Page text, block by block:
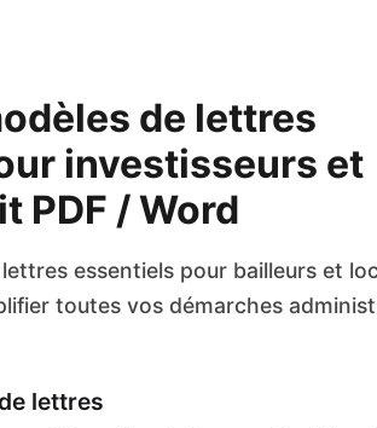
de lettres
investisseurs et
PDF / Word
essentiels pour bailleurs et
toutes vos démarches
lettres